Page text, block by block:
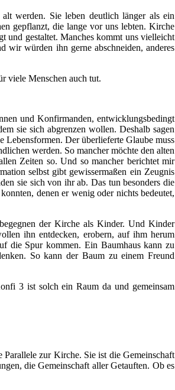
werden. Sie leben deutlich länger als ein
gepflanzt, die lange vor uns lebten. Kirche
und gestaltet. Manches kommt uns vielleicht
wir würden ihn gerne abschneiden, anderes
viele Menschen auch tut.
und Konfirmanden, entwicklungsbedingt
sie sich abgrenzen wollen. Deshalb sagen
Der überlieferte Glaube muss
werden. So mancher möchte den alten
Zeiten so. Und so mancher berichtet mir
selbst gibt gewissermaßen ein Zeugnis
sie sich von ihr ab. Das tun besonders die
denen er wenig oder nichts bedeutet,
der Kirche als Kinder. Und Kinder
ihn entdecken, erobern, auf ihm herum
die Spur kommen. Ein Baumhaus kann zu
So kann der Baum zu einem Freund
3 ist solch ein Raum da und gemeinsam
zur Kirche. Sie ist die Gemeinschaft
die Gemeinschaft aller Getauften. Ob es